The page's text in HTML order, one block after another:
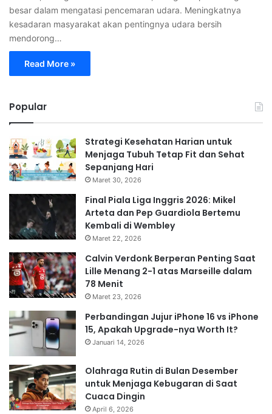
besar dalam mengatasi pencemaran udara. Meningkatnya
kesadaran masyarakat akan pentingnya udara bersih
mendorong…
Read More »
Popular
Strategi Kesehatan Harian untuk
Menjaga Tubuh Tetap Fit dan Sehat
Sepanjang Hari
Maret 30, 2026
Final Piala Liga Inggris 2026: Mikel
Arteta dan Pep Guardiola Bertemu
Kembali di Wembley
Maret 22, 2026
Calvin Verdonk Berperan Penting Saat
Lille Menang 2-1 atas Marseille dalam
78 Menit
Maret 23, 2026
Perbandingan Jujur iPhone 16 vs iPhone
15, Apakah Upgrade-nya Worth It?
Januari 14, 2026
Olahraga Rutin di Bulan Desember
untuk Menjaga Kebugaran di Saat
Cuaca Dingin
April 6, 2026